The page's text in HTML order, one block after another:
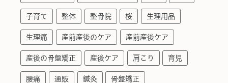
子育て 整体 整骨院 桜 生理用品
生理痛 産前産後のケア 産前産後ケア
産後の骨盤矯正 産後ケア 肩こり 育児
腰痛 通販 鍼灸 骨盤矯正